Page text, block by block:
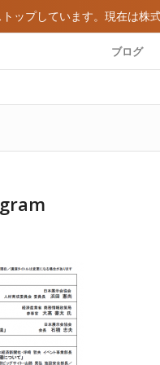
ップしています。現在は株
ブログ